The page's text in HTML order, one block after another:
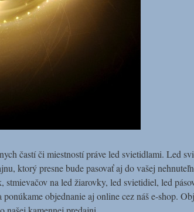
častí či miestností práve led svietidlami. Led
ktorý presne bude pasovať aj do vašej
na led žiarovky, led svietidiel, led
objednanie aj online cez náš e-shop.